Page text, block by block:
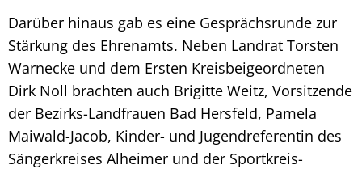
Darüber hinaus gab es eine Gesprächsrunde zur
Stärkung des Ehrenamts. Neben Landrat Torsten
Warnecke und dem Ersten Kreisbeigeordneten
Dirk Noll brachten auch Brigitte Weitz, Vorsitzende
der Bezirks-Landfrauen Bad Hersfeld, Pamela
Maiwald-Jacob, Kinder- und Jugendreferentin des
Sängerkreises Alheimer und der Sportkreis-